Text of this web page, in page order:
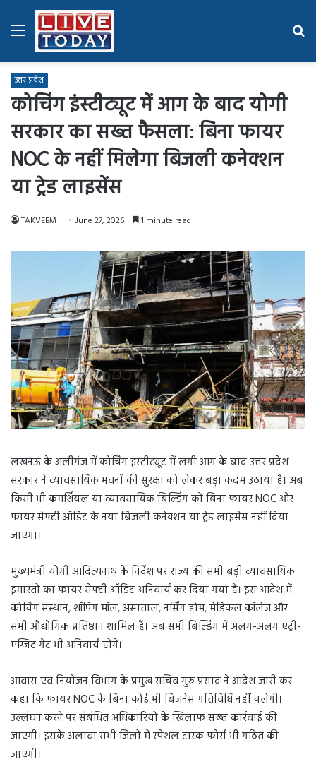
Menu
उत्तर प्रदेश
कोचिंग इंस्टीट्यूट में आग के बाद योगी
सरकार का सख्त फैसला: बिना फायर
NOC के नहीं मिलेगा बिजली कनेक्शन
या ट्रेड लाइसेंस
TAKVEEM June 27, 2026 1 minute read
लखनऊ के अलीगंज में कोचिंग इंस्टीट्यूट में लगी आग के बाद उत्तर प्रदेश
सरकार ने व्यावसायिक भवनों की सुरक्षा को लेकर बड़ा कदम उठाया है। अब
किसी भी कमर्शियल या व्यावसायिक बिल्डिंग को बिना फायर NOC और
फायर सेफ्टी ऑडिट के नया बिजली कनेक्शन या ट्रेड लाइसेंस नहीं दिया
जाएगा।
मुख्यमंत्री योगी आदित्यनाथ के निर्देश पर राज्य की सभी बड़ी व्यावसायिक
इमारतों का फायर सेफ्टी ऑडिट अनिवार्य कर दिया गया है। इस आदेश में
कोचिंग संस्थान, शॉपिंग मॉल, अस्पताल, नर्सिंग होम, मेडिकल कॉलेज और
सभी औद्योगिक प्रतिष्ठान शामिल हैं। अब सभी बिल्डिंग में अलग-अलग एंट्री-
एग्जिट गेट भी अनिवार्य होंगे।
आवास एवं नियोजन विभाग के प्रमुख सचिव गुरु प्रसाद ने आदेश जारी कर
कहा कि फायर NOC के बिना कोई भी बिजनेस गतिविधि नहीं चलेगी।
उल्लंघन करने पर संबंधित अधिकारियों के खिलाफ सख्त कार्रवाई की
जाएगी। इसके अलावा सभी जिलों में स्पेशल टास्क फोर्स भी गठित की
जाएगी।